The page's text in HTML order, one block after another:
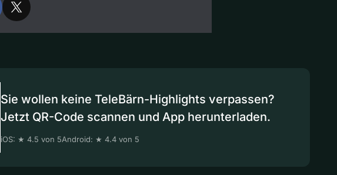
Sie wollen keine TeleBärn-Highlights verpassen?
Jetzt QR-Code scannen und App herunterladen.
iOS: ★ 4.5 von 5Android: ★ 4.4 von 5